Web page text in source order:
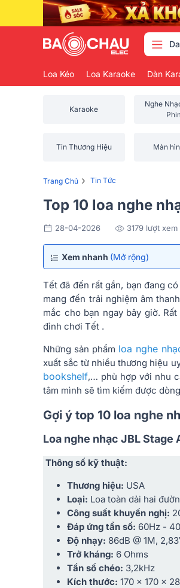
Loa Kéo Loa Karaoke Dàn
Karaoke
Nghe
Tin Thương Hiệu Màn
Trang Chủ › Tin Tức
Top 10 loa nghe
28-04-2026 3179 lượt xem
Xem nhanh (Mở rộng)
Tết đã đến rất gần, bạn đang
mang đến trải nghiệm âm
mắc cho bạn ngay bây giờ.
đỉnh chơi Tết .
Những sản phẩm loa nghe
xuất sắc từ nhiều thương hiệu
bookshelf,… phù hợp với nhu
tâm mình sẽ tìm kiếm được
Gợi ý top 10 loa nghe
Loa nghe nhạc JBL Stage
Thông số kỹ thuật:
Thương hiệu: USA
Loại: Loa toàn dải hai
Công suất khuyến nghị:
Đáp ứng tần số: 60Hz -
Độ nhạy: 86dB @ 1M,
Trở kháng: 6 Ohms
Tần số chéo: 3,2kHz
Kích thước: 170 x 170 x